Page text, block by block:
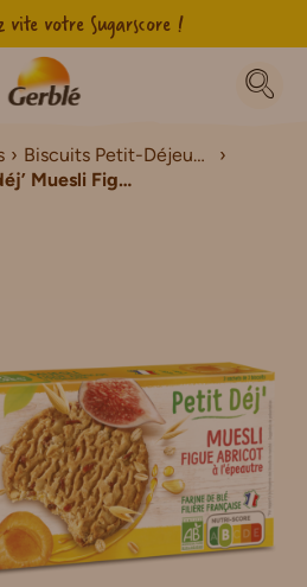
vite votre Sugarscore !
Biscuits Petit-Déjeuner Bio
Petit déj’ Muesli Figue Abricot